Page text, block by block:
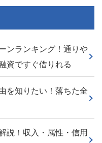
ンランキング！通りや
資ですぐ借りれる
を知りたい！落ちた全
説！収入・属性・信用